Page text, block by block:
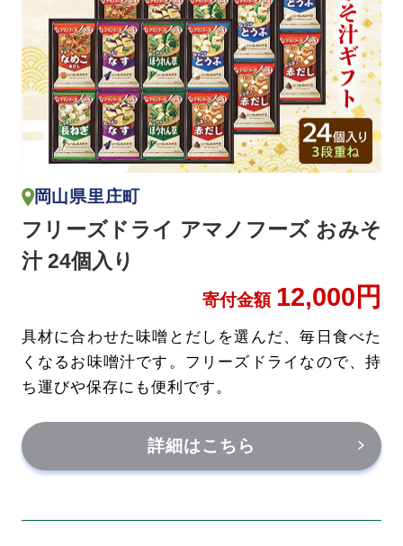
岡山県里庄町
フリーズドライ アマノフーズ おみそ
汁 24個入り
寄付金額 12,000円
具材に合わせた味噌とだしを選んだ、毎日食べた
くなるお味噌汁です。フリーズドライなので、持
ち運びや保存にも便利です。
詳細はこちら